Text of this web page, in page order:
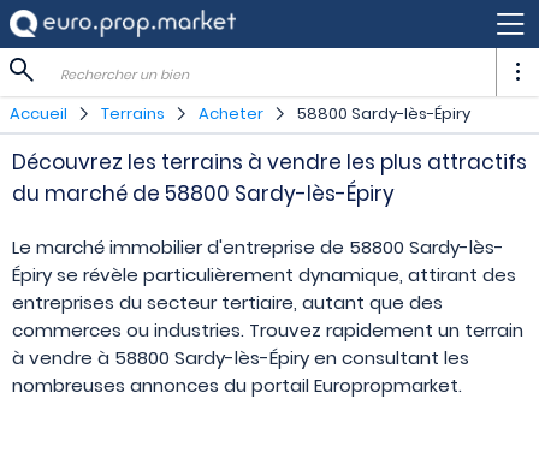
Rechercher un bien
Accueil Terrains Acheter 58800 Sardy-lès-Épiry
Découvrez les terrains à vendre les plus attractifs
du marché de 58800 Sardy-lès-Épiry
Le marché immobilier d'entreprise de 58800 Sardy-lès-
Épiry se révèle particulièrement dynamique, attirant des
entreprises du secteur tertiaire, autant que des
commerces ou industries. Trouvez rapidement un terrain
à vendre à 58800 Sardy-lès-Épiry en consultant les
nombreuses annonces du portail Europropmarket.